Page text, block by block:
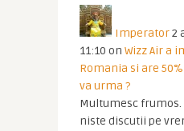
Imperator2
11:10 on Wizz Air a
Romania si are
va urma ?
Multumesc frumos.
niste discutii pe